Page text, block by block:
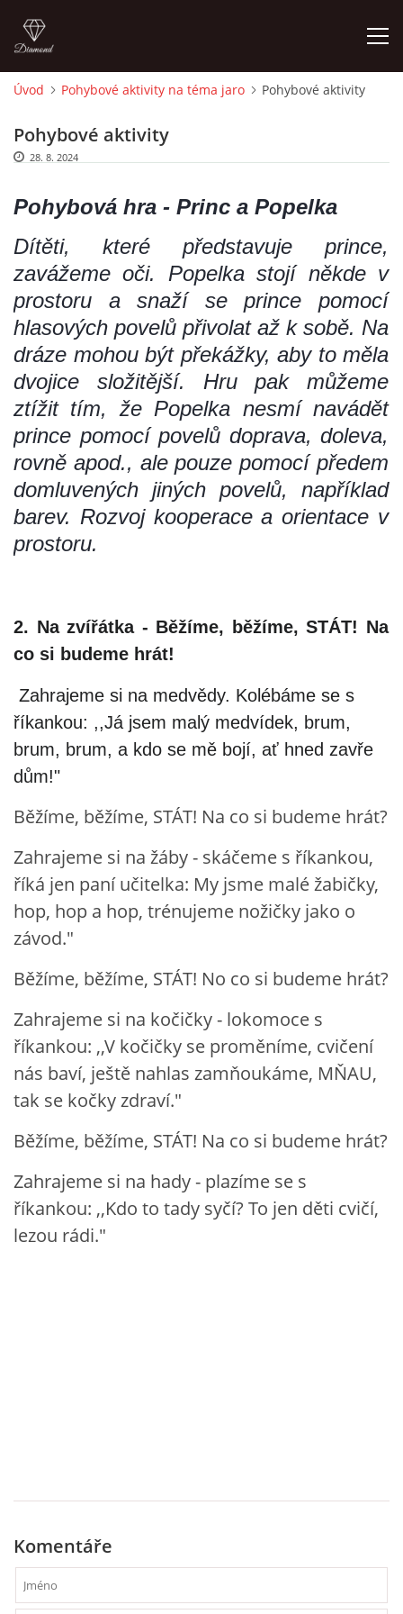
O MĚ
FOTOALBUM
DĚJINY VÝTVARNÉHO UMĚNÍ
NOVINKY ZE ŠKOLSTVÍ 2025
ROČNÍ PLÁN - INSPIRACE /DLE NOVÉHO RVP PV 2025
VZDĚLÁVACÍ BLOK ZÁŘÍ
VZDĚLÁVACÍ BLOK ŘÍJEN
VZDĚLÁVACÍ BLOK LISTOPAD
VZDĚLÁVACÍ BLOK LEDEN
VZDĚLÁVACÍ BLOK ÚNOR
VZDĚLÁVACÍ BLOK BŘEZEN
VZDĚLÁVACÍ BLOK DUBEN
VÝTVARNÉ TECHNIKY
VÝTVARNÉ POMŮCKY
VÝTVARNÉ AKTIVITY - JARO
VÝTVARNÉ AKTIVITY - LÉTO
VÝTVARNÉ AKTIVITY - PODZIM
VÝTVARNÉ AKTIVITY - ZIMA
CHARAKTERISTIKA ROČNÍCH OBDOBÍ
BÁSNĚ K TÉMATU LÉTO
POHYBOVÉ AKTIVITY NA TÉMA LÉTO
Úvod Pohybové aktivity na téma jaro Pohybové aktivity
Pohybové aktivity
28. 8. 2024
Pohybová hra - Princ a Popelka
Dítěti, které představuje prince,
zavážeme oči. Popelka stojí někde v
prostoru a snaží se prince pomocí
hlasových povelů přivolat až k sobě. Na
dráze mohou být překážky, aby to měla
dvojice složitější. Hru pak můžeme
ztížit tím, že Popelka nesmí navádět
prince pomocí povelů doprava, doleva,
rovně apod., ale pouze pomocí předem
domluvených jiných povelů, například
barev. Rozvoj kooperace a orientace v
prostoru.
2. Na zvířátka - Běžíme, běžíme, STÁT! Na
co si budeme hrát!
Zahrajeme si na medvědy. Kolébáme se s
říkankou: ,,Já jsem malý medvídek, brum,
brum, brum, a kdo se mě bojí, ať hned zavře
dům!"
Běžíme, běžíme, STÁT! Na co si budeme hrát?
Zahrajeme si na žáby - skáčeme s říkankou,
říká jen paní učitelka: My jsme malé žabičky,
hop, hop a hop, trénujeme nožičky jako o
závod."
Běžíme, běžíme, STÁT! No co si budeme hrát?
Zahrajeme si na kočičky - lokomoce s
říkankou: ,,V kočičky se proměníme, cvičení
nás baví, ještě nahlas zamňoukáme, MŇAU,
tak se kočky zdraví."
Běžíme, běžíme, STÁT! Na co si budeme hrát?
Zahrajeme si na hady - plazíme se s
říkankou: ,,Kdo to tady syčí? To jen děti cvičí,
lezou rádi."
Komentáře